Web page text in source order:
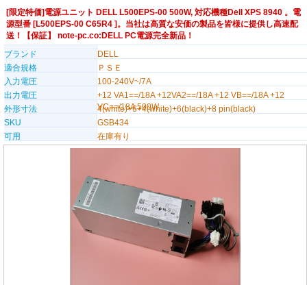
[限定特価]電源ユニット DELL L500EPS-00 500W, 対応機種Dell XPS 8940 。電
源型番 [L500EPS-00 C65R4 ]。当社は高質な安価の製品を皆様に提供し高速配
送！【保証】 note-pc.co:DELL PC電源完全新品！
ブランド
DELL
適合規格
ＰＳＥ
入力電圧
100-240V~/7A
出力電圧
+12 VA1==/18A +12VA2==/18A +12 VB==/18A +12
VC==/18A 500W
外形寸法
4(white)+6+4(white)+6(black)+8 pin(black)
SKU
GSB434
可用
在庫有り